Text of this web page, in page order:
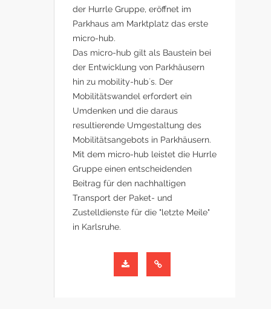
der Hurrle Gruppe, eröffnet im
Parkhaus am Marktplatz das erste
micro-hub.
Das micro-hub gilt als Baustein bei
der Entwicklung von Parkhäusern
hin zu mobility-hub´s. Der
Mobilitätswandel erfordert ein
Umdenken und die daraus
resultierende Umgestaltung des
Mobilitätsangebots in Parkhäusern.
Mit dem micro-hub leistet die Hurrle
Gruppe einen entscheidenden
Beitrag für den nachhaltigen
Transport der Paket- und
Zustelldienste für die "letzte Meile"
in Karlsruhe.